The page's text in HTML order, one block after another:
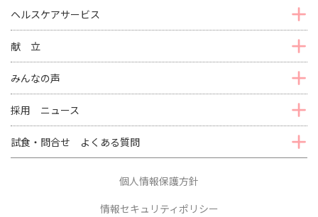
ヘルスケアサービス
献 立
みんなの声
採用 ニュース
試食・問合せ よくある質問
個人情報保護方針
情報セキュリティポリシー